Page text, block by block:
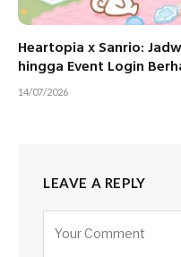
Heartopia x Sanrio:
hingga Event Login
14/07/2026
LEAVE A REPLY